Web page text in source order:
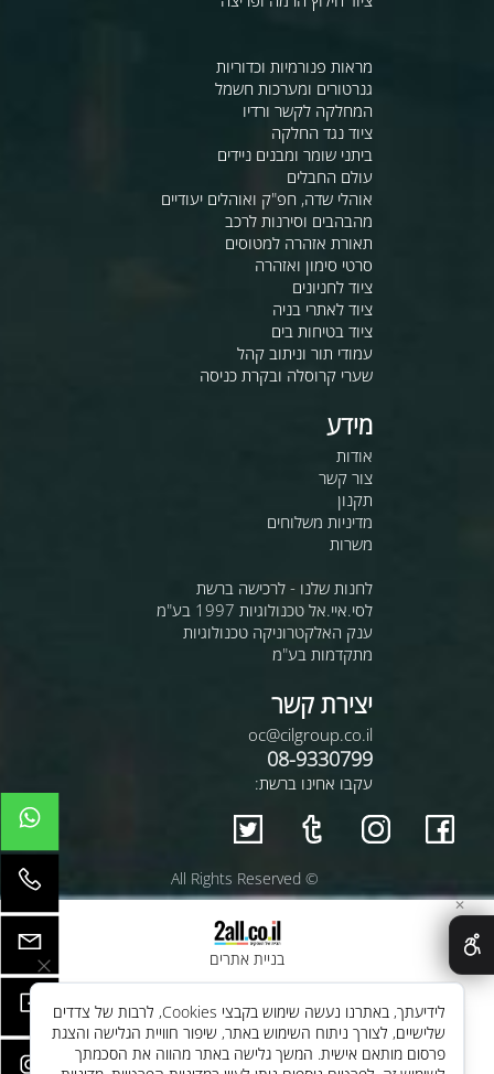
מראות פנורמיות וכדוריות
גנרטורים ומערכות חשמל
המחלקה לקשר ורדיו
ציוד נגד החלקה
ביתני שומר ומבנים ניידים
עולם החבלים
אוהלי שדה, חפ"ק ואוהלים יעודיים
מהבהבים וסירנות לרכב
תאורת אזהרה למטוסים
סרטי סימון ואזהרה
ציוד לחניונים
ציוד לאתרי בניה
ציוד בטיחות בים
עמודי תור וניתוב קהל
שערי קרוסלה ובקרת כניסה
מידע
אודות
צור קשר
תקנון
מדיניות משלוחים
משרות
לחנות שלנו - לרכישה ברשת
לסי.איי.אל טכנולוגיות 1997 בע"מ
ענק האלקטרוניקה טכנולוגיות
מתקדמות בע"מ
יצירת קשר
oc@cilgroup.co.il
08-9330799
עקבו אחינו ברשת:
© All Rights Reserved
בניית אתרים
✕
לידיעתך, באתרנו נעשה שימוש בקבצי Cookies, לרבות של צדדים
שלישיים, לצורך ניתוח השימוש באתר, שיפור חוויית הגלישה והצגת
פרסום מותאם אישית. המשך גלישה באתר מהווה את הסכמתך